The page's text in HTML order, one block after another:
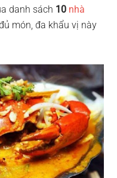
danh sách 10 nhà
món, đa khẩu vị này